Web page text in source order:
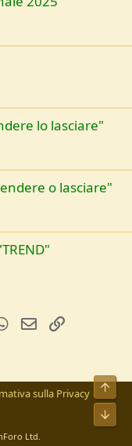
lo lasciare"
o lasciare"
WhatsApp
e-mail
sulla Privacy
Ltd.
Alto